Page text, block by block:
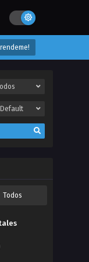
Default
Todos